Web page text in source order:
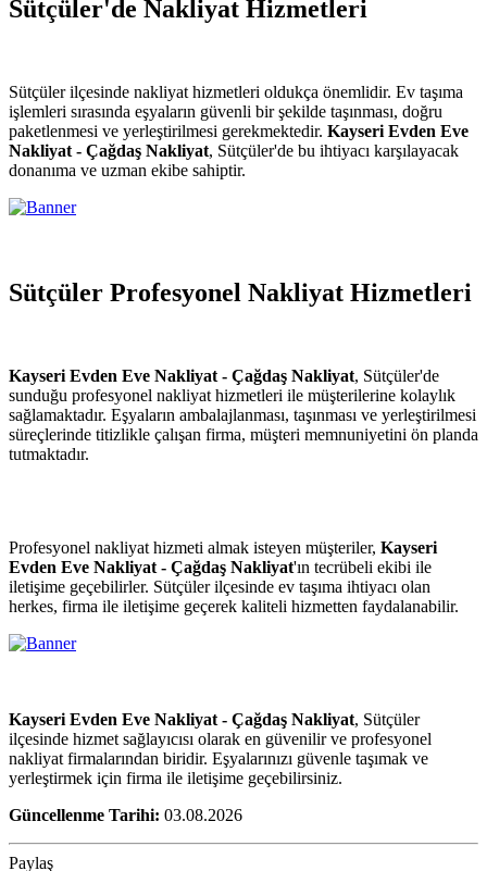
Sütçüler'de Nakliyat Hizmetleri
Sütçüler ilçesinde nakliyat hizmetleri oldukça önemlidir. Ev taşıma
işlemleri sırasında eşyaların güvenli bir şekilde taşınması, doğru
paketlenmesi ve yerleştirilmesi gerekmektedir. Kayseri Evden Eve
Nakliyat - Çağdaş Nakliyat, Sütçüler'de bu ihtiyacı karşılayacak
donanıma ve uzman ekibe sahiptir.
Sütçüler Profesyonel Nakliyat Hizmetleri
Kayseri Evden Eve Nakliyat - Çağdaş Nakliyat, Sütçüler'de
sunduğu profesyonel nakliyat hizmetleri ile müşterilerine kolaylık
sağlamaktadır. Eşyaların ambalajlanması, taşınması ve yerleştirilmesi
süreçlerinde titizlikle çalışan firma, müşteri memnuniyetini ön planda
tutmaktadır.
Profesyonel nakliyat hizmeti almak isteyen müşteriler, Kayseri
Evden Eve Nakliyat - Çağdaş Nakliyat'ın tecrübeli ekibi ile
iletişime geçebilirler. Sütçüler ilçesinde ev taşıma ihtiyacı olan
herkes, firma ile iletişime geçerek kaliteli hizmetten faydalanabilir.
Kayseri Evden Eve Nakliyat - Çağdaş Nakliyat, Sütçüler
ilçesinde hizmet sağlayıcısı olarak en güvenilir ve profesyonel
nakliyat firmalarından biridir. Eşyalarınızı güvenle taşımak ve
yerleştirmek için firma ile iletişime geçebilirsiniz.
Güncellenme Tarihi: 03.08.2026
Paylaş